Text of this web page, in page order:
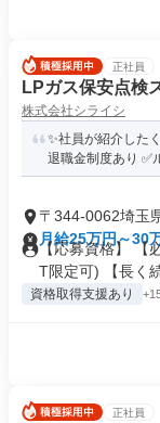
正社員
LPガス保安点検
株式会社シライシ
✨社員が紹介した
退職金制度あり ✅
〒344-0062埼玉
月給25万円～30
【応募資格】 【
T限定可) 【長く
資格取得支援あり
正社員